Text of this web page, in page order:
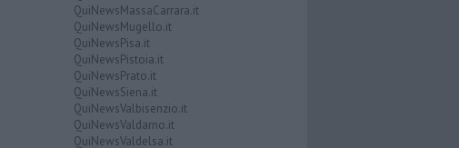
QuiNewsMassaCarrara.it
QuiNewsMugello.it
QuiNewsPisa.it
QuiNewsPistoia.it
QuiNewsPrato.it
QuiNewsSiena.it
QuiNewsValbisenzio.it
QuiNewsValdarno.it
QuiNewsValdelsa.it